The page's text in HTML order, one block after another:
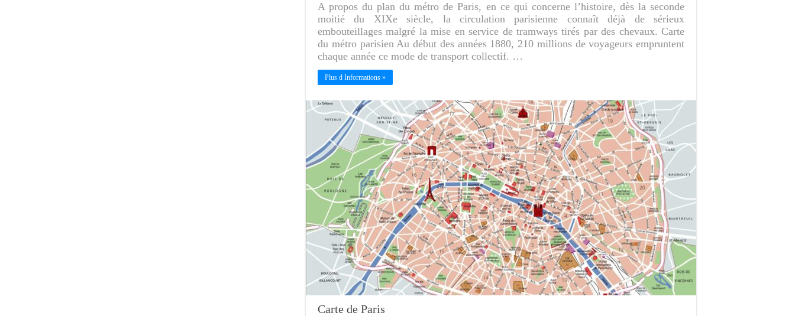
A propos du plan du métro de Paris, en ce qui concerne l’histoire, dès la seconde
moitié du XIXe siècle, la circulation parisienne connaît déjà de sérieux
embouteillages malgré la mise en service de tramways tirés par des chevaux. Carte
du métro parisien Au début des années 1880, 210 millions de voyageurs empruntent
chaque année ce mode de transport collectif. …
Plus d Informations »
Carte de Paris